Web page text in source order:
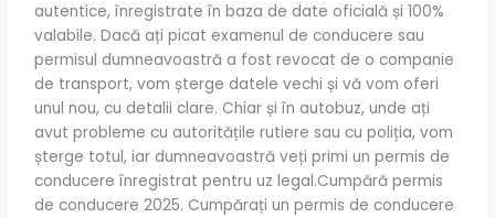
autentice, înregistrate în baza de date oficială și 100%
valabile. Dacă ați picat examenul de conducere sau
permisul dumneavoastră a fost revocat de o companie
de transport, vom șterge datele vechi și vă vom oferi
unul nou, cu detalii clare. Chiar și în autobuz, unde ați
avut probleme cu autoritățile rutiere sau cu poliția, vom
șterge totul, iar dumneavoastră veți primi un permis de
conducere înregistrat pentru uz legal.Cumpără permis
de conducere 2025. Cumpărați un permis de conducere